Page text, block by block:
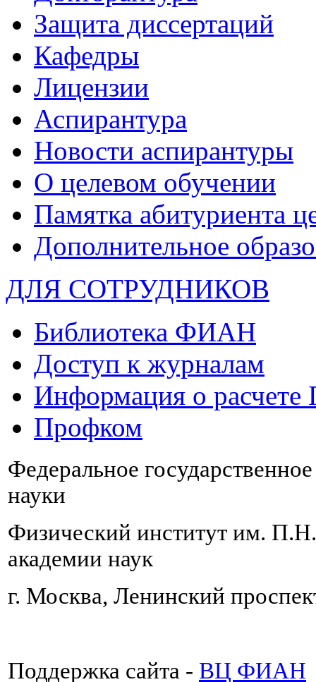
Защита диссертаций
Кафедры
Лицензии
Аспирантура
Новости аспирантуры
О целевом обучении
Памятка абитуриента
Дополнительное
ДЛЯ СОТРУДНИКОВ
Библиотека ФИАН
Доступ к журналам
Информация о
Профком
Федеральное
науки
Физический институт им.
академии наук
г. Москва, Ленинский
Поддержка сайта - ВЦ ФИАН